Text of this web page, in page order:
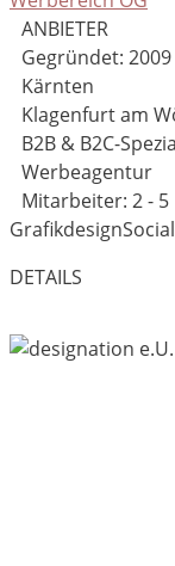
ANBIETER
Gegründet: 2009
Kärnten
Klagenfurt am
B2B & B2C-
Werbeagentur
Mitarbeiter: 2 - 5
Grafikdesign
DETAILS